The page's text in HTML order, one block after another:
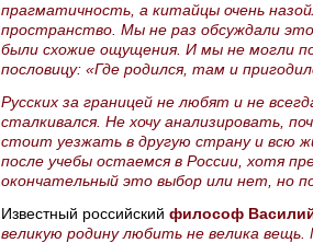
прагматичность, а китайцы очень
пространство. Мы не раз обсуждали
были схожие ощущения. И мы не могли
пословицу: «Где родился, там и
Русских за границей не любят и не
сталкивался. Не хочу анализировать,
стоит уезжать в другую страну и всю
после учебы остаемся в России, хотя
окончательный это выбор или нет, но
Известный российский философ
великую родину любить не велика